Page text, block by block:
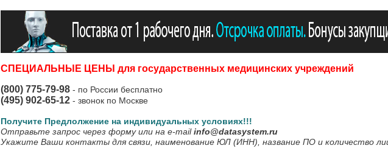
СПЕЦИАЛЬНЫЕ ЦЕНЫ для государственных медицинских учреждений
(800) 775-79-98 - по России бесплатно
(495) 902-65-12 - звонок по Москве
Получите Предлолжение на индивидуальных условиях!!!
Отправьте запрос через форму или на e-mailinfo@datasystem.ru
Укажите Ваши контакты для связи, наименование ЮЛ (ИНН), название ПО и количество